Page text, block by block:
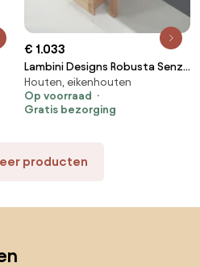
€ 1.033
Lambini Designs Robusta Senza
badkamermeubel eiken 60cm
Houten, eikenhouten
Op voorraad
Gratis bezorging
producten